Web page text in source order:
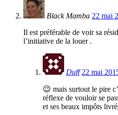
Black Mamba 22 mai
Il est préférable de voir sa
l’initiative de la louer .
Duff 22 mai
😉 mais surtout le pire
réflexe de vouloir se
et ses beaux impôts